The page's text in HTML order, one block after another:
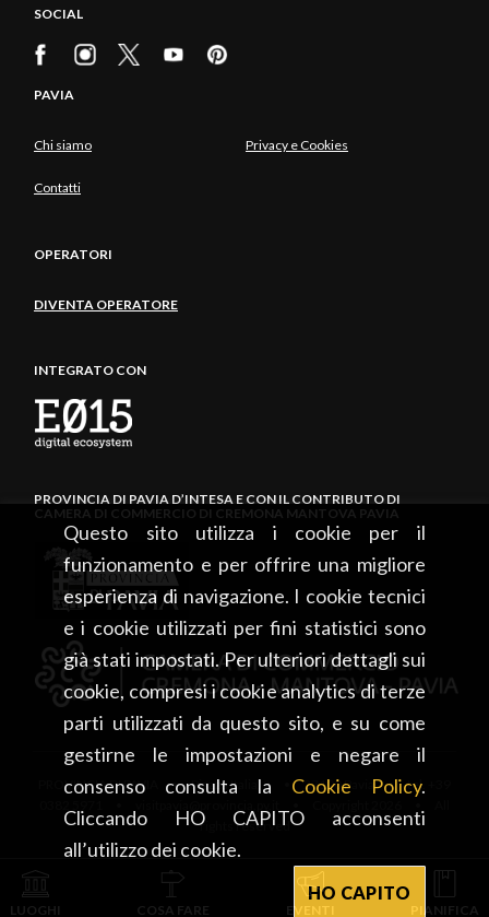
Questo sito utilizza i cookie per il
funzionamento e per offrire una migliore
esperienza di navigazione. I cookie tecnici
e i cookie utilizzati per fini statistici sono
già stati impostati. Per ulteriori dettagli sui
cookie, compresi i cookie analytics di terze
parti utilizzati da questo sito, e su come
gestirne le impostazioni e negare il
consenso consulta la Cookie Policy.
Cliccando HO CAPITO acconsenti
all’utilizzo dei cookie.
HO CAPITO
SOCIAL
PAVIA
Chi siamo Privacy e Cookies
Contatti
OPERATORI
DIVENTA OPERATORE
INTEGRATO CON
PROVINCIA DI PAVIA D’INTESA E CON IL CONTRIBUTO DI
CAMERA DI COMMERCIO DI CREMONA MANTOVA PAVIA
PROVINCIA DI PAVIA • Piazza Italia, 2 • 27100 Pavia • tel. +39
rights reserved
LUOGHI COSA FARE EVENTI PIANIFICA